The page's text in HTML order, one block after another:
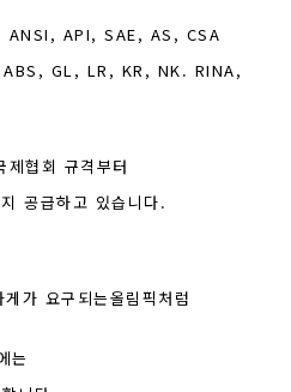
ANSI, API, SAE, AS, CSA
GL, LR, KR, NK. RINA,
협회 규격부터
공급하고 있습니다.
가 요구되는올림픽처럼
는